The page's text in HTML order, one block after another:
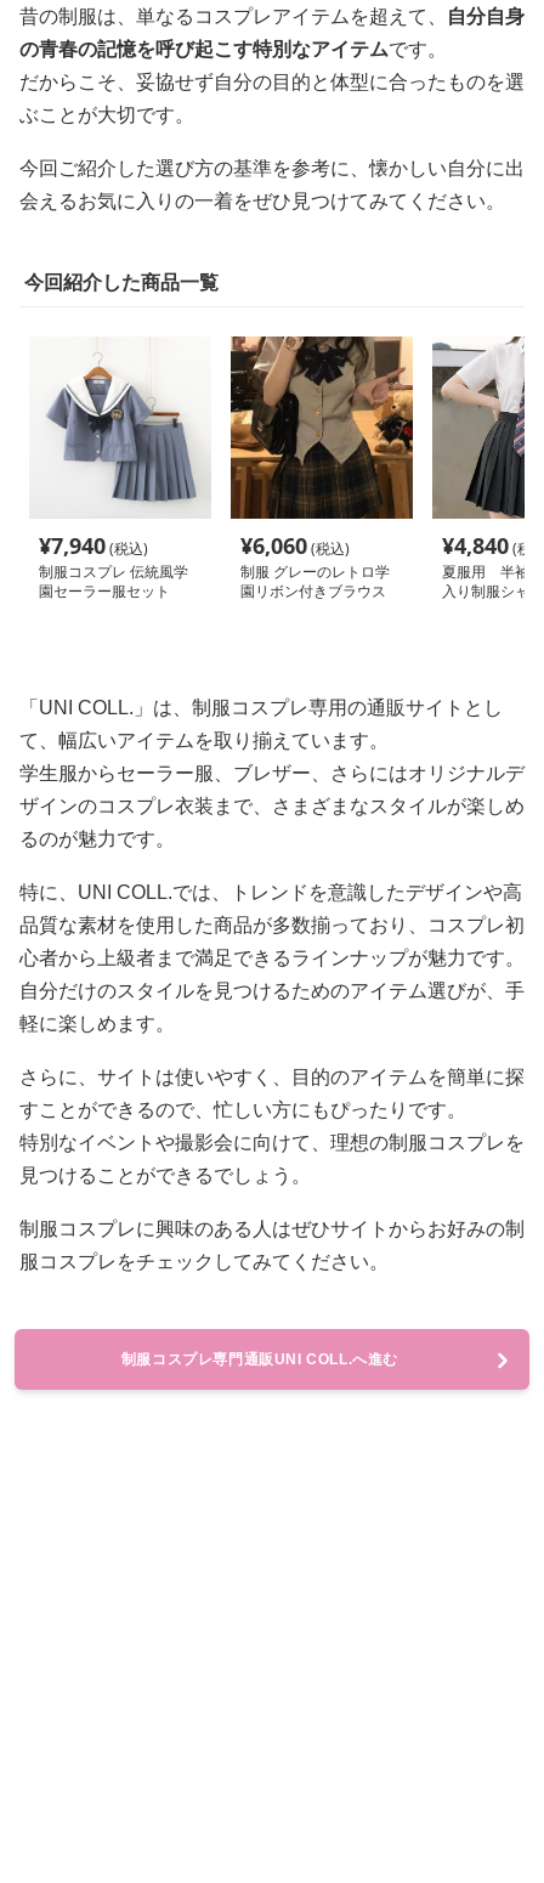
昔の制服は、単なるコスプレアイテムを超えて、 自分自身
の青春の記憶を呼び起こす特別なアイテムです。
だからこそ、妥協せず自分の目的と体型に合ったものを選
ぶことが大切です。
今回ご紹介した選び方の基準を参考に、懐かしい自分に出
会えるお気に入りの一着をぜひ見つけてみてください。
今回紹介した商品一覧
¥7,940(税込)
制服コスプレ 伝統風学
園セーラー服セット
¥6,060(税込)
制服 グレーのレトロ学
園リボン付きブラウス
¥4,840(税
夏服用 半袖
入り制服シャツ
「UNI COLL.」は、制服コスプレ専用の通販サイトとし
て、幅広いアイテムを取り揃えています。
学生服からセーラー服、ブレザー、さらにはオリジナルデ
ザインのコスプレ衣装まで、さまざまなスタイルが楽しめ
るのが魅力です。
特に、UNI COLL.では、トレンドを意識したデザインや高
品質な素材を使用した商品が多数揃っており、コスプレ初
心者から上級者まで満足できるラインナップが魅力です。
自分だけのスタイルを見つけるためのアイテム選びが、手
軽に楽しめます。
さらに、サイトは使いやすく、目的のアイテムを簡単に探
すことができるので、忙しい方にもぴったりです。
特別なイベントや撮影会に向けて、理想の制服コスプレを
見つけることができるでしょう。
制服コスプレに興味のある人はぜひサイトからお好みの制
服コスプレをチェックしてみてください。
制服コスプレ専門通販UNI COLL.へ進む